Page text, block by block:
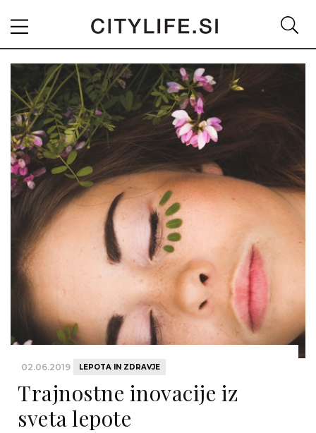
02.06.2019 LEPOTA IN ZDRAVJE
Trajnostne inovacije iz
sveta lepote